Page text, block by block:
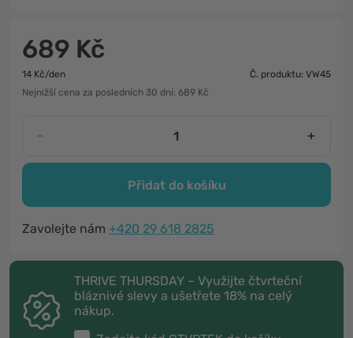
689 Kč
14 Kč/den
Č. produktu: VW45
Nejnižší cena za posledních 30 dní: 689 Kč
- +
Přidat do košíku
Zavolejte nám +420 29 618 2825
THRIVE THURSDAY – Využijte čtvrteční
bláznivé slevy a ušetřete 18% na celý
nákup.